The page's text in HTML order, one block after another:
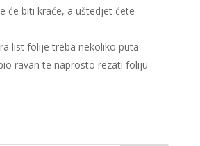
će biti kraće, a uštedjet ćete
list folije treba nekoliko puta
ravan te naprosto rezati foliju